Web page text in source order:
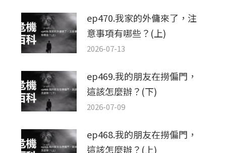
ep470.我家的外傭來了，注
意事項有哪些？(上)
2026-07-13
ep469.我的朋友在撈偏門，
這該怎麼辦？(下)
2026-07-09
ep468.我的朋友在撈偏門，
這該怎麼辦？(上)